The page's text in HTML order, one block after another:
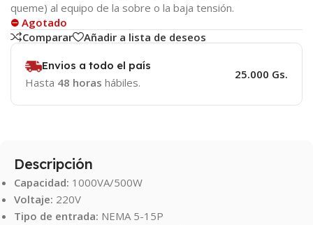
queme) al equipo de la sobre o la baja tensión.
⛔ Agotado
Comparar
Añadir a lista de deseos
Envios a todo el país
Hasta 48 horas hábiles.
25.000 Gs.
Descripción
Capacidad: 1000VA/500W
Voltaje: 220V
Tipo de entrada: NEMA 5-15P